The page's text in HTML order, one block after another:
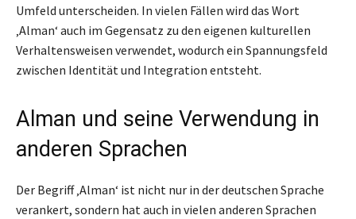
Umfeld unterscheiden. In vielen Fällen wird das Wort
‚Alman‘ auch im Gegensatz zu den eigenen kulturellen
Verhaltensweisen verwendet, wodurch ein Spannungsfeld
zwischen Identität und Integration entsteht.
Alman und seine Verwendung in
anderen Sprachen
Der Begriff ‚Alman‘ ist nicht nur in der deutschen Sprache
verankert, sondern hat auch in vielen anderen Sprachen